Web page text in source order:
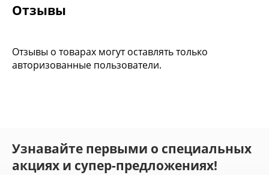
Отзывы
Отзывы о товарах могут оставлять только
авторизованные пользователи.
Узнавайте первыми о специальных
акциях и супер-предложениях!